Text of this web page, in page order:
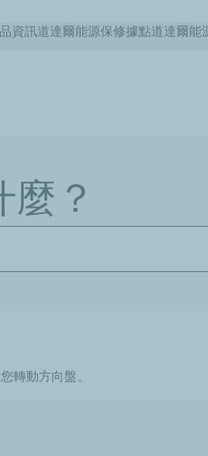
資訊道達爾能源保修據點道達爾能
？
轉動方向盤。